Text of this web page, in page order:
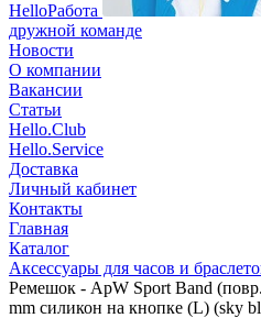
HelloРабота
дружной команде
Новости
О компании
Вакансии
Статьи
Hello.Club
Hello.Service
Доставка
Личный кабинет
Контакты
Главная
Каталог
Аксессуары для часов и
Ремешок - ApW Sport Band
mm силикон на кнопке (L) (sky